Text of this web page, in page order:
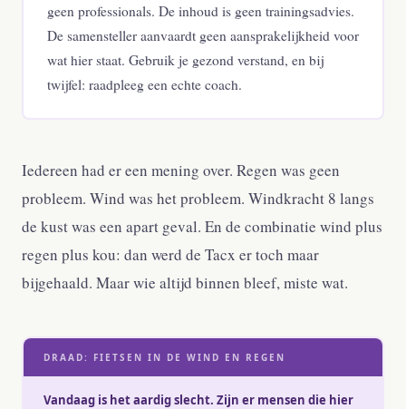
geen professionals. De inhoud is geen trainingsadvies.
De samensteller aanvaardt geen aansprakelijkheid voor
wat hier staat. Gebruik je gezond verstand, en bij
twijfel: raadpleeg een echte coach.
Iedereen had er een mening over. Regen was geen
probleem. Wind was het probleem. Windkracht 8 langs
de kust was een apart geval. En de combinatie wind plus
regen plus kou: dan werd de Tacx er toch maar
bijgehaald. Maar wie altijd binnen bleef, miste wat.
DRAAD: FIETSEN IN DE WIND EN REGEN
Vandaag is het aardig slecht. Zijn er mensen die hier